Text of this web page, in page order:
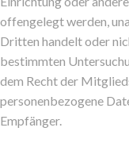
offengelegt werden,
Dritten handelt oder
bestimmten
dem Recht der
personenbezogene
Empfänger.